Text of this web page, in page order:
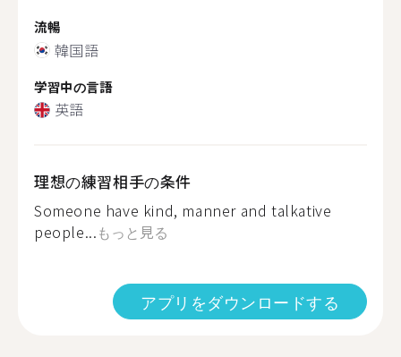
流暢
韓国語
学習中の言語
英語
理想の練習相手の条件
Someone have kind, manner and talkative
people...もっと見る
アプリをダウンロードする